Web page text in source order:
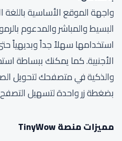
واجهة الموقع الأساسية باللغة
البسيط والمباشر والمدعوم
استخدامها سهلاً جداً وبديهياً
الأجنبية. كما يمكنك ببساطة
والذكية في متصفحك لتحويل
بضغطة زر واحدة لتسهيل
مميزات منصة TinyWow